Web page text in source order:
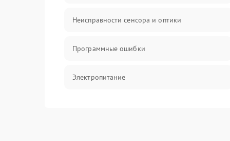
Неисправности сенсора и оптики
Программные ошибки
Электропитание